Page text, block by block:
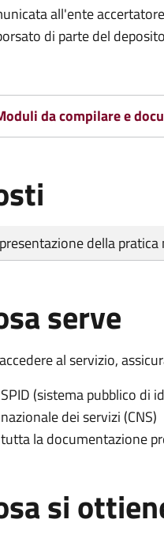
all'ente
di parte del
da compilare e
di pagamentodella
serve
al servizio,
SPID (sistema pubblico di
nazionale dei servizi (CNS)
tutta la documentazione
si